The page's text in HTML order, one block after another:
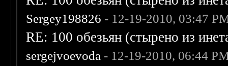
Sergey198826 - 12-19-2010, 03:47
RE: 100 обезьян (стырено из
sergejvoevoda - 12-19-2010, 06:44